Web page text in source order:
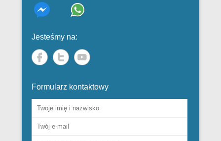
Jesteśmy na:
Formularz kontaktowy